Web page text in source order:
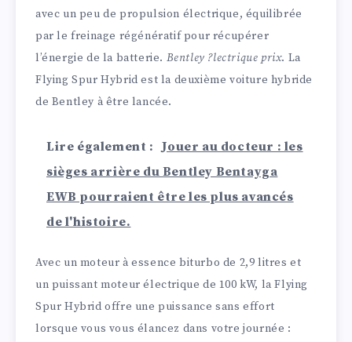
avec un peu de propulsion électrique, équilibrée
par le freinage régénératif pour récupérer
l’énergie de la batterie. Bentley ?lectrique prix. La
Flying Spur Hybrid est la deuxième voiture hybride
de Bentley à être lancée.
Lire également :
Jouer au docteur : les
sièges arrière du Bentley Bentayga
EWB pourraient être les plus avancés
de l'histoire.
Avec un moteur à essence biturbo de 2,9 litres et
un puissant moteur électrique de 100 kW, la Flying
Spur Hybrid offre une puissance sans effort
lorsque vous vous élancez dans votre journée :